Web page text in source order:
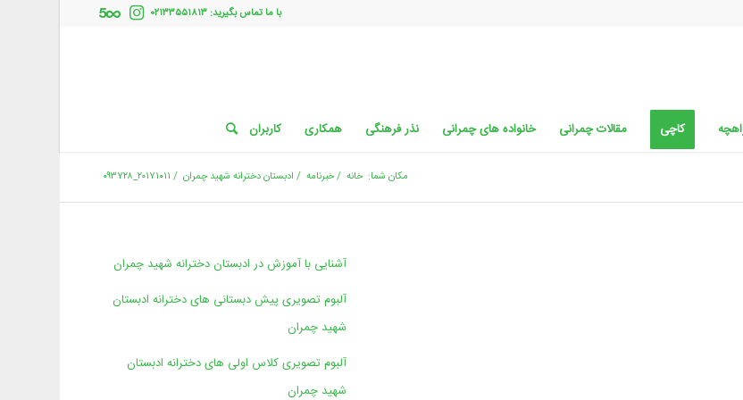
با ما تماس بگیرید: ۰۲۱۳۳۵۵۱۸۱۳
کاچی مقالات چمرانی خانواده های چمرانی نذر فرهنگی همکاری کاربران
مکان شما: خانه /خبرنامه / ادبستان دخترانه شهید چمران / ۲۰۱۷۱۰۱۱_۰۹۳۷۲۸
آشنایی با آموزش در ادبستان دخترانه شهید چمران
آلبوم تصویری پیش دبستانی های دخترانه ادبستان
شهید چمران
آلبوم تصویری کلاس اولی های دخترانه ادبستان
شهید چمران